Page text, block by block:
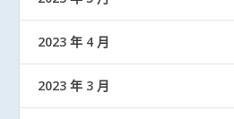
2023 年 4 月
2023 年 3 月